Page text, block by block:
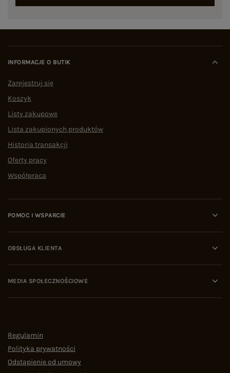
INFORMACJE O BUTIK
Zarejestruj się
Koszyk
Listy zakupowe
Lista zakupionych produktów
Historia transakcji
Oferty pracy
Współpraca
POMOC I WSPARCIE
OBSŁUGA KLIENTA
MEDIA SPOŁECZNOŚCIOWE
Regulamin
Polityka prywatności
Odstąpienie od umowy